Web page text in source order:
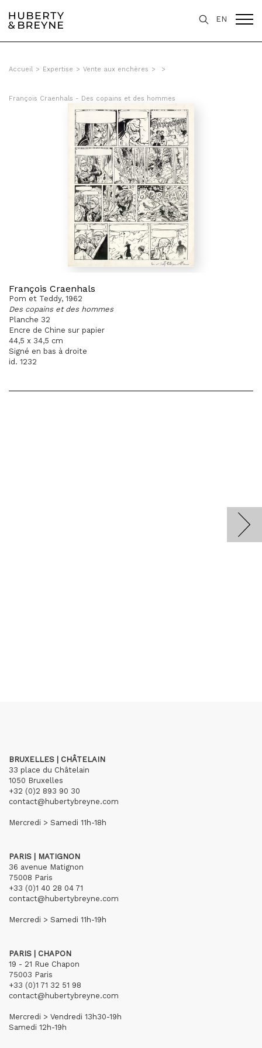
EN
Accueil > Expertise > Vente aux enchères > >
François Craenhals - Des copains et des hommes
François Craenhals
Pom et Teddy, 1962
Des copains et des hommes
Planche 32
Encre de Chine sur papier
44,5 x 34,5 cm
Signé en bas à droite
id. 1232
BRUXELLES | CHÂTELAIN
33 place du Châtelain
1050 Bruxelles
+32 (0)2 893 90 30
contact@hubertybreyne.com
Mercredi > Samedi 11h-18h
PARIS | MATIGNON
36 avenue Matignon
75008 Paris
+33 (0)1 40 28 04 71
contact@hubertybreyne.com
Mercredi > Samedi 11h-19h
PARIS | CHAPON
19 - 21 Rue Chapon
75003 Paris
+33 (0)1 71 32 51 98
contact@hubertybreyne.com
Mercredi > Vendredi 13h30-19h
Samedi 12h-19h